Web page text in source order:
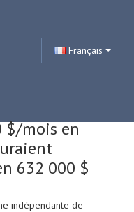
Français
$/mois en
632 000 $
indépendante de